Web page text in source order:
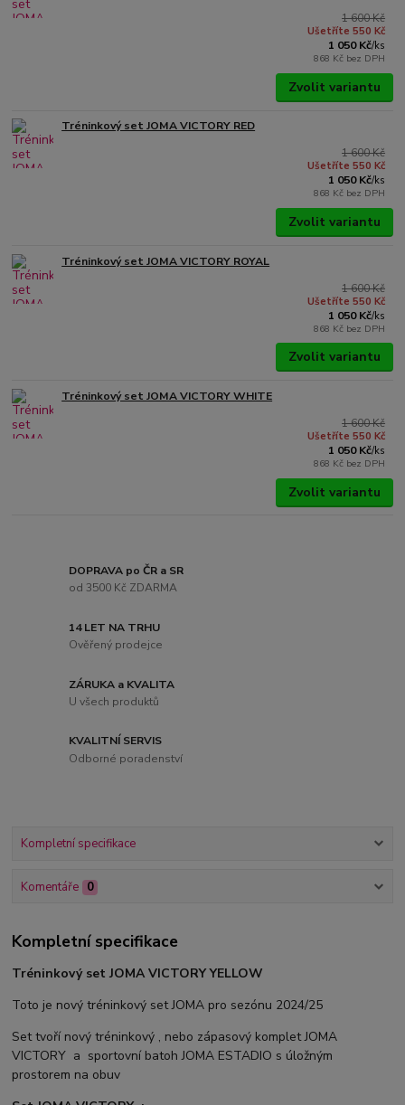
1 600 Kč
Ušetříte 550 Kč
1 050 Kč/ks
868 Kč bez DPH
Zvolit variantu
Tréninkový set JOMA VICTORY RED
1 600 Kč
Ušetříte 550 Kč
1 050 Kč/ks
868 Kč bez DPH
Zvolit variantu
Tréninkový set JOMA VICTORY ROYAL
1 600 Kč
Ušetříte 550 Kč
1 050 Kč/ks
868 Kč bez DPH
Zvolit variantu
Tréninkový set JOMA VICTORY WHITE
1 600 Kč
Ušetříte 550 Kč
1 050 Kč/ks
868 Kč bez DPH
Zvolit variantu
DOPRAVA po ČR a SR
od 3500 Kč ZDARMA
14 LET NA TRHU
Ověřený prodejce
ZÁRUKA a KVALITA
U všech produktů
KVALITNÍ SERVIS
Odborné poradenství
Kompletní specifikace
Komentáře 0
Kompletní specifikace
Tréninkový set JOMA VICTORY YELLOW
Toto je nový tréninkový set JOMA pro sezónu 2024/25
Set tvoří nový tréninkový , nebo zápasový komplet JOMA
VICTORY a sportovní batoh JOMA ESTADIO s úložným
prostorem na obuv